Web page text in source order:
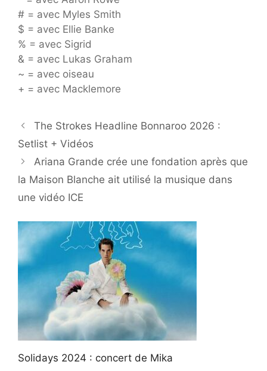
# = avec Myles Smith
$ = avec Ellie Banke
% = avec Sigrid
& = avec Lukas Graham
~ = avec oiseau
+ = avec Macklemore
The Strokes Headline Bonnaroo 2026 :
Setlist + Vidéos
Ariana Grande crée une fondation après que
la Maison Blanche ait utilisé la musique dans
une vidéo ICE
Solidays 2024 : concert de Mika